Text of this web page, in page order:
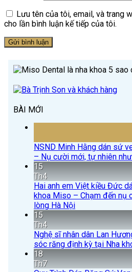
Lưu tên của tôi, email, và trang
cho lần bình luận kế tiếp của tôi.
BÀI MỚI
NSND Minh Hằng dán sứ
– Nụ cười mới, tự nhiên
15
Th4
Hai anh em Việt kiều Đức
khoa Miso – Chạm đến nụ
lòng Hà Nội
15
Th4
Nghệ sĩ nhân dân Lan
sóc răng định kỳ tại Nha
18
Th7